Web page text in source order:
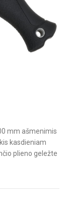
mm ašmenimis
kasdieniam
plieno geležte